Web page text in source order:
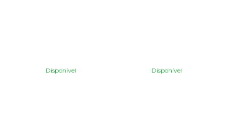
Disponível Disponível